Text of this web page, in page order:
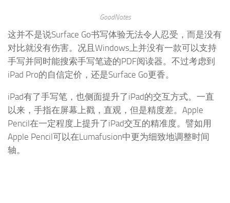
GoodNotes
这并不是说Surface Go书写体验无法令人忍受，而是没有
对比就没有伤害。况且Windows上并没有一款可以支持
手写并同时能搜索手写笔迹的PDF阅读器。不过考虑到
iPad Pro的自信定价，还是Surface Go更香。
iPad有了手写笔，也侧面提升了iPad的交互方式。一直
以来，手指在屏幕上戳，直观，但是精度差。Apple
Pencil在一定程度上提升了iPad交互的精准度。譬如用
Apple Pencil可以在Lumafusion中更为细致地调整时间
轴。